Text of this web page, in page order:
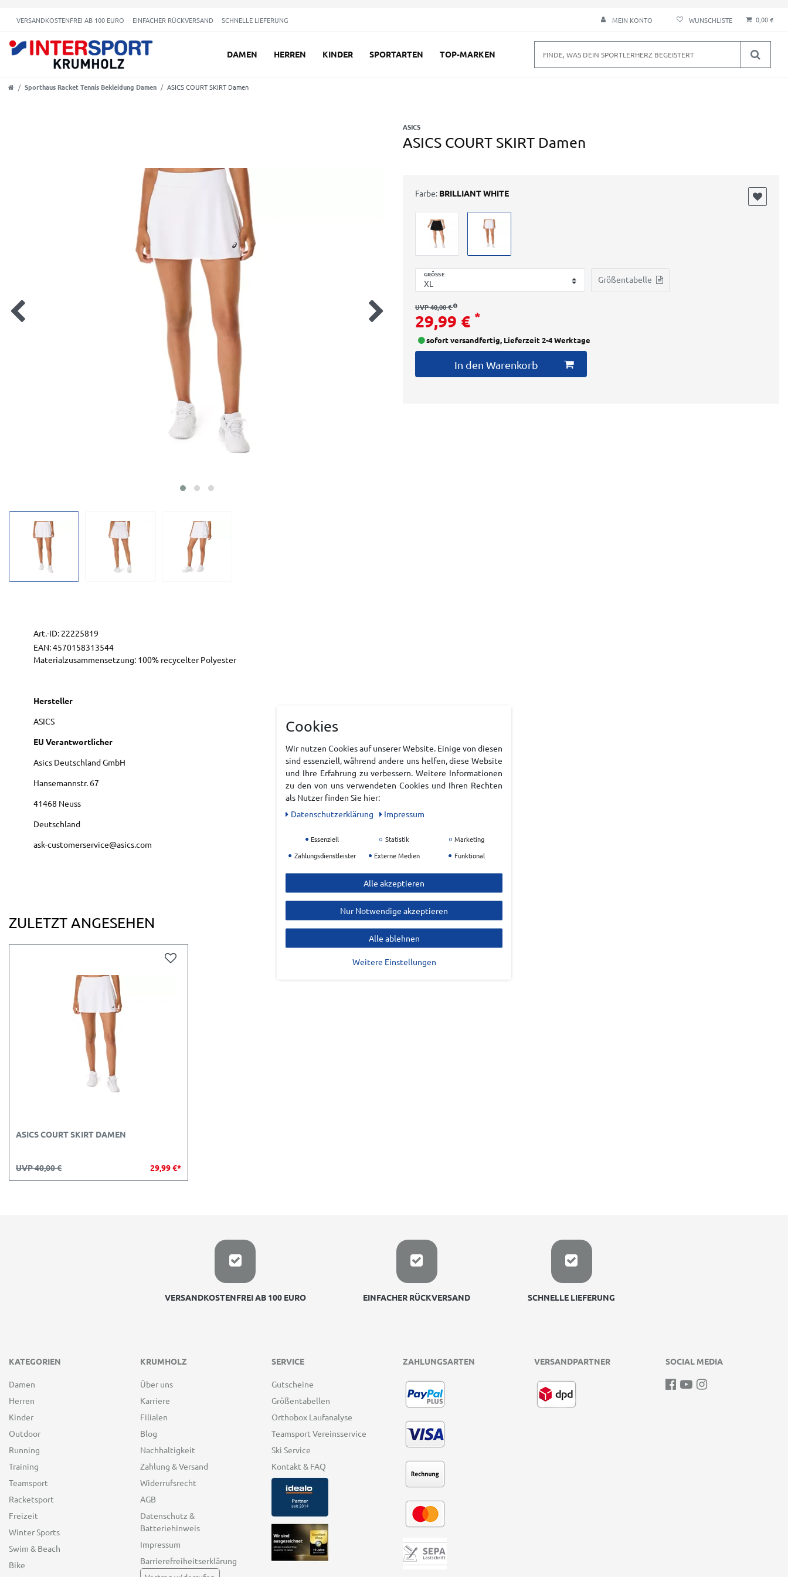
VERSANDKOSTENFREI AB 100 EURO EINFACHER RÜCKVERSAND SCHNELLE LIEFERUNG MEIN KONTO 0,00 €
DAMEN HERREN KINDER SPORTARTEN TOP-MARKEN
Sporthaus Racket Tennis Bekleidung Damen ASICS COURT SKIRT Damen
ASICS
ASICS COURT SKIRT Damen
GRÖSSE
Größentabelle
Farbe: BRILLIANT WHITE
UVP 40,00 €
29,99 € *
sofort versandfertig, Lieferzeit 2-4 Werktage
In den Warenkorb
Art.-ID: 22225819
EAN:4570158313544
Materialzusammensetzung: 100% recycelter Polyester
Hersteller
ASICS
EU Verantwortlicher
Asics Deutschland GmbH
Hansemannstr. 67
41468 Neuss
Deutschland
ask-customerservice@asics.com
ZULETZT ANGESEHEN
ASICS COURT SKIRT DAMEN
UVP 40,00 € 29,99 €*
VERSANDKOSTENFREI AB 100 EURO EINFACHER RÜCKVERSAND SCHNELLE LIEFERUNG
KATEGORIEN
Damen
Herren
Kinder
Outdoor
Running
Training
Teamsport
Racketsport
Freizeit
Winter Sports
Swim & Beach
Bike
KRUMHOLZ
Über uns
Karriere
Filialen
Blog
Nachhaltigkeit
Zahlung & Versand
Widerrufsrecht
AGB
Datenschutz &
Batteriehinweis
Impressum
Barrierefreiheitserklärung
SERVICE
Gutscheine
Größentabellen
Orthobox Laufanalyse
Teamsport Vereinsservice
Ski Service
Kontakt & FAQ
ZAHLUNGSARTEN VERSANDPARTNER SOCIAL MEDIA
Cookies
Wir nutzen Cookies auf unserer Website. Einige von diesen
sind essenziell, während andere uns helfen, diese Website
und Ihre Erfahrung zu verbessern. Weitere Informationen
zu den von uns verwendeten Cookies und Ihren Rechten
als Nutzer finden Sie hier:
Daten­schutz­erklärung
Impressum
Essenziell Statistik
Marketing
Zahlungsdienstleister
Externe Medien Funktional
Alle akzeptieren
Nur Notwendige akzeptieren
Alle ablehnen
Weitere Einstellungen